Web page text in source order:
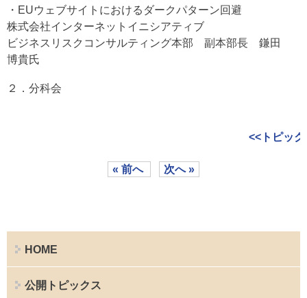
・EUウェブサイトにおけるダークパターン回避
株式会社インターネットイニシアティブ
ビジネスリスクコンサルティング本部 副本部長 鎌田
博貴氏
２．分科会
<<トピッ
« 前へ 次へ »
HOME
公開トピックス